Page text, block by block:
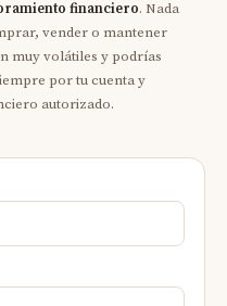
financiero. Nada
vender o mantener
muy volátiles y podrías
por tu cuenta y
autorizado.